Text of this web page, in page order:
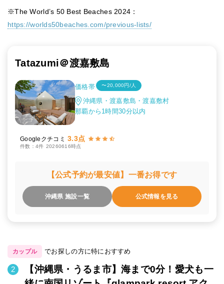
※The World’s 50 Best Beaches 2024：
https://worlds50beaches.com/previous-lists/
Tatazumi＠渡嘉敷島
価格帯 〜20,000円/人
沖縄県・渡嘉敷島・渡嘉敷村
那覇から1時間30分以内
Googleクチコミ 3.3点
件数：4件 20260616時点
【公式予約が最安値】一番お得です
沖縄県 施設一覧 公式情報を見る
カップル でお探しの方に特におすすめ
【沖縄県・うるま市】海まで0分！愛犬も一